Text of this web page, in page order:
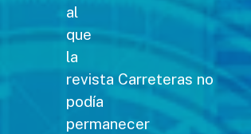
al
que
la
revista Carreteras no
podía
permanecer